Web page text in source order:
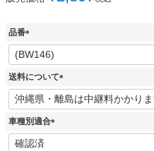
品番
(
必
須
送料について
(
必
車種別適合
(